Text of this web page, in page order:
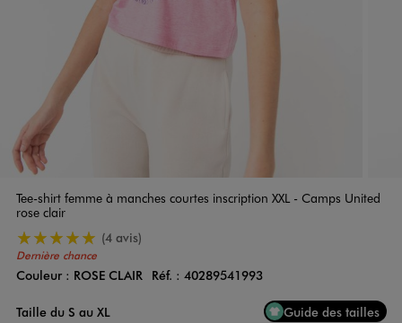
Tee-shirt femme à manches courtes inscription XXL - Camps United
rose clair
Dernière chance
5/5 de moyenne(4 avis)
Couleur
Couleur : ROSE CLAIR Réf. : 40289541993
Taille du S au XL
Guide des tailles